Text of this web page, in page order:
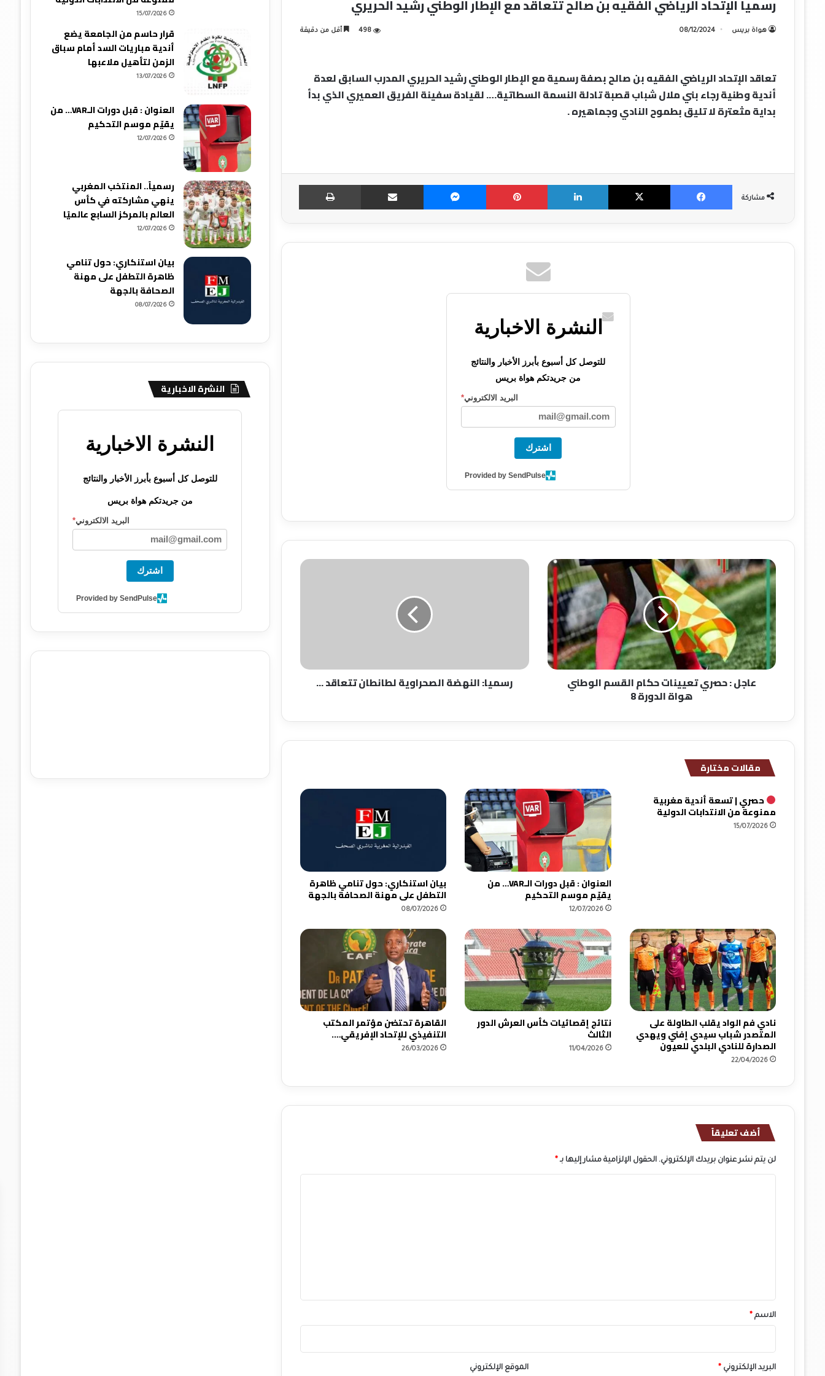
رسميا الإتحاد الرياضي الفقيه بن صالح تتعاقد مع الإطار الوطني رشيد الحريري
هواة بريس 08/12/2024
498 أقل من دقيقة
تعاقد الإتحاد الرياضي الفقيه بن صالح بصفة رسمية مع الإطار الوطني رشيد الحريري المدرب السابق لعدة
أندية وطنية رجاء بني ملال شباب قصبة تادلة النسمة السطاتية…. لقيادة سفينة الفريق العميري الذي بدأ
بداية مثعترة لا تليق بطموح النادي وجماهيره .
مشاركة
Facebook
X
LinkedIn
Pinterest
Messenger مشاركة عبر الإميل طباعة
النشرة الاخبارية
للتوصل كل أسبوع بأبرز الأخبار والنتائج
من جريدتكم هواة بريس
البريد الالكتروني*
اشترك
Provided by SendPulse
عاجل
:
حصري
تعيينات
حكام
القسم
الوطني
هواة
الدورة
عاجل : حصري تعيينات حكام القسم الوطني
هواة الدورة 8
رسميا:
رسميا: النهضة الصحراوية لطانطان تتعاقد ...
مقالات مختارة
حصري | تسعة أندية مغربية
ممنوعة من الانتدابات الدولية
15/07/2026
العنوان : قبل دورات الـVAR… من
يقيّم موسم التحكيم
12/07/2026
بيان استنكاري: حول تنامي ظاهرة
التطفل على مهنة الصحافة بالجهة
08/07/2026
نادي فم الواد يقلب الطاولة على
المتصدر شباب سيدي إفني ويهدي
الصدارة للنادي البلدي للعيون
22/04/2026
نتائج إقصائيات كأس العرش الدور
الثالث
11/04/2026
القاهرة تحتضن مؤتمر المكتب
التنفيذي للإتحاد الإفريقي….
26/03/2026
أضف تعليقاً
لن يتم نشر عنوان بريدك الإلكتروني. الحقول الإلزامية مشار إليها بـ *
*
الاسم *
البريد الإلكتروني * الموقع الإلكتروني
15/07/2026
قرار حاسم من الجامعة يضع
أندية مباريات السد أمام سباق
الزمن لتأهيل ملاعبها
13/07/2026
العنوان : قبل دورات الـVAR… من
يقيّم موسم التحكيم
12/07/2026
رسمياً.. المنتخب المغربي
ينهي مشاركته في كأس
العالم بالمركز السابع عالميًا
12/07/2026
بيان استنكاري: حول تنامي
ظاهرة التطفل على مهنة
الصحافة بالجهة
08/07/2026
النشرة الاخبارية
النشرة الاخبارية
للتوصل كل أسبوع بأبرز الأخبار والنتائج
من جريدتكم هواة بريس
البريد الالكتروني*
اشترك
Provided by SendPulse